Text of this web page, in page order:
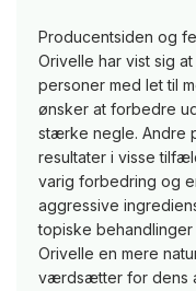
Producentsiden og
Orivelle har vist sig
personer med let til
ønsker at forbedre
stærke negle. Andre
resultater i visse
varig forbedring og
aggressive
topiske
Orivelle en mere
værdsætter for dens